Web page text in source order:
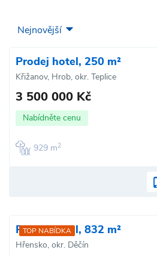
Prodej hotel, 250 m²
Křižanov, Hrob, okr. Teplice
3 500 000 Kč
Nabídněte cenu
929 m2
TOP NABÍDKA
Prodej hotel, 832 m²
Hřensko, okr. Děčín